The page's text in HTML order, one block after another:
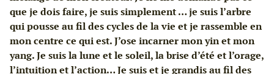
que je dois faire, je suis simplement … je suis l’arbre
qui pousse au fil des cycles de la vie et je rassemble en
mon centre ce qui est. J’ose incarner mon yin et mon
yang. Je suis la lune et le soleil, la brise d’été et l’orage,
l’intuition et l’action… Je suis et je grandis au fil des